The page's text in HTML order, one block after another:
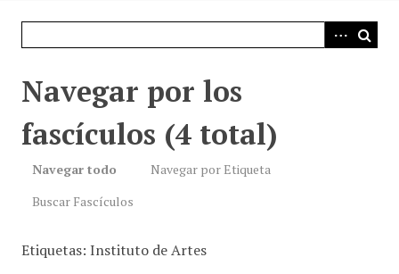
Navegar por los
fascículos (4 total)
Navegar todo
Navegar por Etiqueta
Buscar Fascículos
Etiquetas: Instituto de Artes